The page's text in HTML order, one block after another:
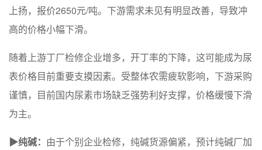
上扬，报价2650元/吨。下游需求未见有明显改善，导致冲
高的价格小幅下滑。
随着上游丁厂检修企业增多，开丁率的下降，这可能成为尿
表价格目前重要支摸因素。受整体农需疲软影响，下游采购
谨慎，目前国内尿素市场缺乏强势利好支撑，价格缓慢下滑
为主。
▶纯碱： 由于个别企业检修，纯碱货源偏紧，预计纯碱厂加